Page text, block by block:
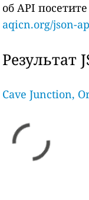
об API посетите
aqicn.org/json-
Результат
Cave Junction,